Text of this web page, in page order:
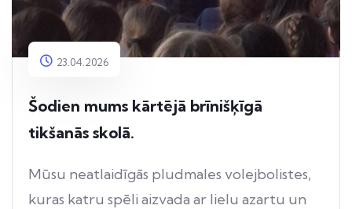
23.04.2026
Šodien mums kārtējā brīnišķīgā
tikšanās skolā.
Mūsu neatlaidīgās pludmales volejbolistes,
kuras katru spēli aizvada ar lielu azartu un